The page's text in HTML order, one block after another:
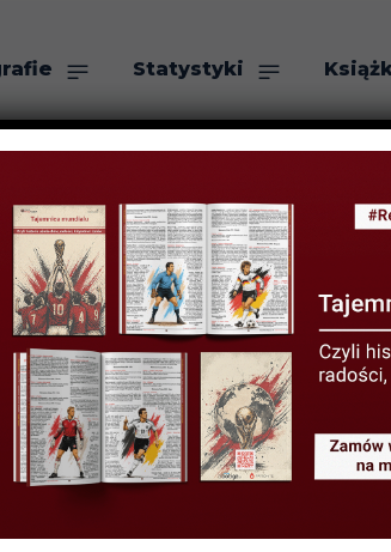
Statystyki
Milito